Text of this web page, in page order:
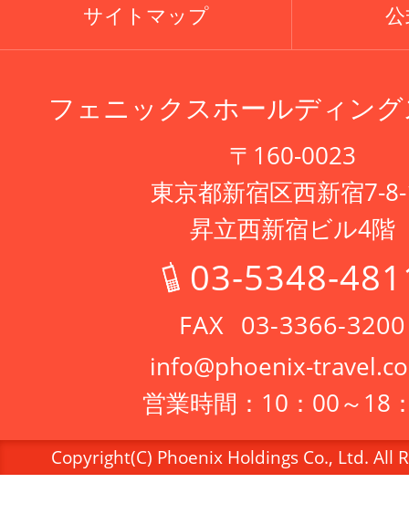
サイトマップ
フェニックスホールディン
〒160-0023
東京都新宿区西新宿7-
昇立西新宿ビル4階
03-5348-
03-3366-3200
info@phoenix-
営業時間：10：00～18
Copyright(C) Phoenix Holdings Co., Ltd. All